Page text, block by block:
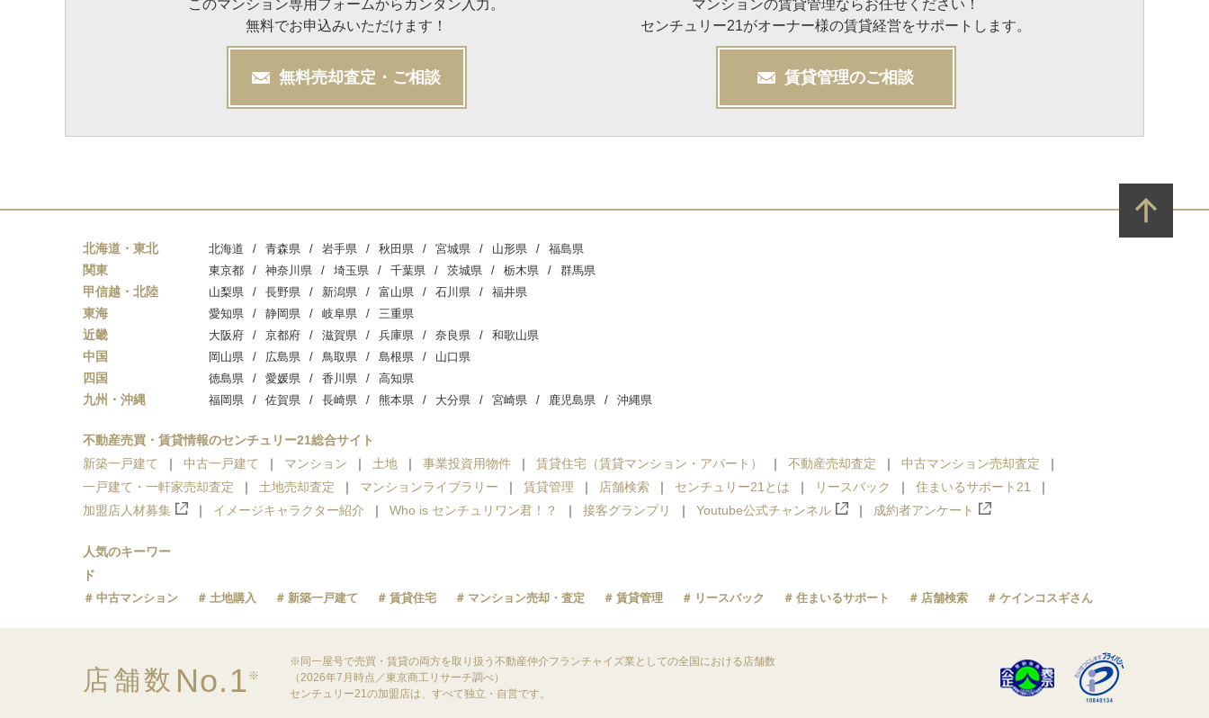
このマンション専用フォームからカンタン入力。
無料でお申込みいただけます！
無料売却査定・ご相談
マンションの賃貸管理ならお任せください！
センチュリー21がオーナー様の賃貸経営をサポートします。
賃貸管理のご相談
北海道・東北 北海道 青森県 岩手県 秋田県 宮城県 山形県 福島県
関東 東京都 神奈川県 埼玉県 千葉県 茨城県 栃木県 群馬県
甲信越・北陸 山梨県 長野県 新潟県 富山県 石川県 福井県
東海 愛知県 静岡県 岐阜県 三重県
近畿 大阪府 京都府 滋賀県 兵庫県 奈良県 和歌山県
中国 岡山県 広島県 鳥取県 島根県 山口県
四国 徳島県 愛媛県 香川県 高知県
九州・沖縄 福岡県 佐賀県 長崎県 熊本県 大分県 宮崎県 鹿児島県 沖縄県
不動産売買・賃貸情報のセンチュリー21総合サイト
新築一戸建て
中古一戸建て マンション 土地 事業投資用物件 賃貸住宅（賃貸マンション・アパート） 不動産売却査定
中古マンション売却査定
一戸建て・一軒家売却査定
土地売却査定 マンションライブラリー 賃貸管理 店舗検索 センチュリー21とは リースバック
住まいるサポート21
加盟店人材募集
イメージキャラクター紹介 Who is センチュリワン君！？ 接客グランプリ Youtube公式チャンネル 成約者アンケート
人気のキーワー
ド
中古マンション 土地購入 新築一戸建て 賃貸住宅 マンション売却・査定 賃貸管理 リースバック 住まいるサポート 店舗検索 ケインコスギさん
店舗数 No.1 ※
※同一屋号で売買・賃貸の両方を取り扱う不動産仲介フランチャイズ業としての全国における店舗数
（2026年7月時点／東京商工リサーチ調べ）
センチュリー21の加盟店は、すべて独立・自営です。